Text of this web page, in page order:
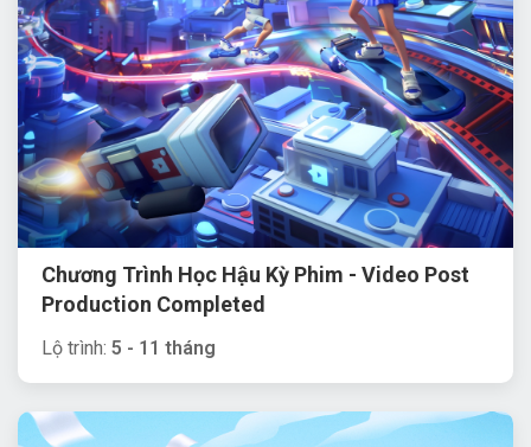
Chương Trình Học Hậu Kỳ Phim - Video Post
Production Completed
Lộ trình: 5 - 11 tháng